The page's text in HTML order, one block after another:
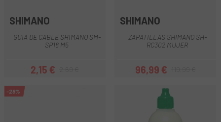
SHIMANO
GUIA DE CABLE SHIMANO SM-
SP18 M5
Precio
2,15 €Precio regular
SHIMANO
ZAPATILLAS SHIMANO SH-
RC302 MUJER
Precio
96,99 €Precio regular
-28%